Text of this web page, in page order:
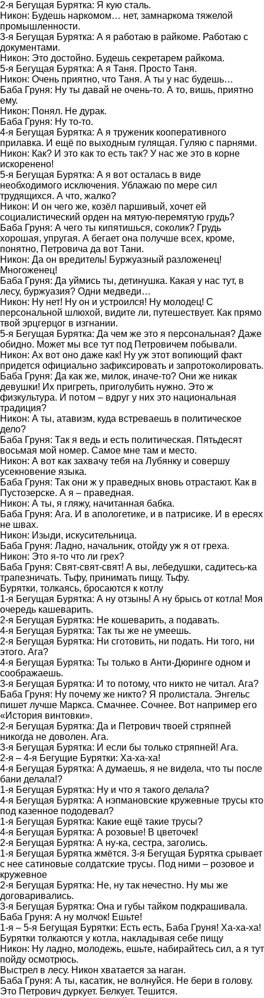
2-я Бегущая Бурятка: Я кую сталь.
Никон: Будешь наркомом… нет, замнаркома тяжелой
промышленности.
3-я Бегущая Бурятка: А я работаю в райкоме. Работаю с
документами.
Никон: Это достойно. Будешь секретарем райкома.
5-я Бегущая Бурятка: А я Таня. Просто Таня.
Никон: Очень приятно, что Таня. А ты у нас будешь…
Баба Груня: Ну ты давай не очень-то. А то, вишь, приятно
ему.
Никон: Понял. Не дурак.
Баба Груня: Ну то-то.
4-я Бегущая Бурятка: А я труженик кооперативного
прилавка. И ещё по выходным гулящая. Гуляю с парнями.
Никон: Как? И это как то есть так? У нас же это в корне
искоренено!
5-я Бегущая Бурятка: А я вот осталась в виде
необходимого исключения. Ублажаю по мере сил
трудящихся. А что, жалко?
Никон: И он чего же, козёл паршивый, хочет ей
социалистический орден на мятую-перемятую грудь?
Баба Груня: А чего ты кипятишься, соколик? Грудь
хорошая, упругая. А бегает она получше всех, кроме,
понятно, Петровича да вот Тани.
Никон: Да он вредитель! Буржуазный разложенец!
Многоженец!
Баба Груня: Да уймись ты, детинушка. Какая у нас тут, в
лесу, буржуазия? Одни медведи…
Никон: Ну нет! Ну он и устроился! Ну молодец! С
персональной шлюхой, видите ли, путешествует. Как прямо
твой эрцгерцог в изгнании.
5-я Бегущая Бурятка: Да чем же это я персональная? Даже
обидно. Может мы все тут под Петровичем побывали.
Никон: Ах вот оно даже как! Ну уж этот вопиющий факт
придется официально зафиксировать и запротоколировать.
Баба Груня: Да как же, милок, иначе-то? Они же никак
девушки! Их пригреть, приголубить нужно. Это ж
физкультура. И потом – вдруг у них это национальная
традиция?
Никон: А ты, атавизм, куда встреваешь в политическое
дело?
Баба Груня: Так я ведь и есть политическая. Пятьдесят
восьмая мой номер. Самое мне там и место.
Никон: А вот как захвачу тебя на Лубянку и совершу
усекновение языка.
Баба Груня: Так они ж у праведных вновь отрастают. Как в
Пустозерске. А я – праведная.
Никон: А ты, я гляжу, начитанная бабка.
Баба Груня: Ага. И в апологетике, и в патрисике. И в ересях
не швах.
Никон: Изыди, искусительница.
Баба Груня: Ладно, начальник, отойду уж я от греха.
Никон: Это я-то что ли грех?
Баба Груня: Свят-свят-свят! А вы, лебедушки, садитесь-ка
трапезничать. Тьфу, принимать пищу. Тьфу.
Бурятки, толкаясь, бросаются к котлу
1-я Бегущая Бурятка: А ну отзынь! А ну брысь от котла! Моя
очередь кашеварить.
2-я Бегущая Бурятка: Не кошеварить, а подавать.
4-я Бегущая Бурятка: Так ты же не умеешь.
2-я Бегущая Бурятка: Ни сготовить, ни подать. Ни того, ни
этого. Ага?
4-я Бегущая Бурятка: Ты только в Анти-Дюринге одном и
соображаешь.
3-я Бегущая Бурятка: И то потому, что никто не читал. Ага?
Баба Груня: Ну почему же никто? Я пролистала. Энгельс
пишет лучше Маркса. Смачнее. Сочнее. Вот например его
«История винтовки».
2-я Бегущая Бурятка: Да и Петрович твоей стряпней
никогда не доволен. Ага.
3-я Бегущая Бурятка: И если бы только стряпней! Ага.
2-я – 4-я Бегущие Бурятки: Ха-ха-ха!
4-я Бегущая Бурятка: А думаешь, я не видела, что ты после
бани делала!?
1-я Бегущая Бурятка: Ну и что я такого делала?
4-я Бегущая Бурятка: А нэпмановские кружевные трусы кто
под казенное пододевал?
1-я Бегущая Бурятка: Какие ещё такие трусы?
4-я Бегущая Бурятка: А розовые! В цветочек!
2-я Бегущая Бурятка: А ну-ка, сестра, заголись.
1-я Бегущая Бурятка жмётся. 3-я Бегущая Бурятка срывает
с нее сатиновые солдатские трусы. Под ними – розовое и
кружевное
2-я Бегущая Бурятка: Не, ну так нечестно. Ну мы же
договаривались.
3-я Бегущая Бурятка: Она и губы тайком подкрашивала.
Баба Груня: А ну молчок! Ешьте!
1-я – 5-я Бегущая Бурятки: Есть есть, Баба Груня! Ха-ха-ха!
Бурятки толкаются у котла, накладывая себе пищу
Никон: Ну ладно, молодежь, ешьте, набирайтесь сил, а я тут
пойду осмотрюсь.
Выстрел в лесу. Никон хватается за наган.
Баба Груня: А ты, касатик, не волнуйся. Не бери в голову.
Это Петрович дуркует. Белкует. Тешится.